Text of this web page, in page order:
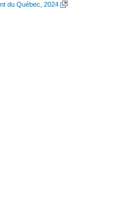
du Québec, 2024